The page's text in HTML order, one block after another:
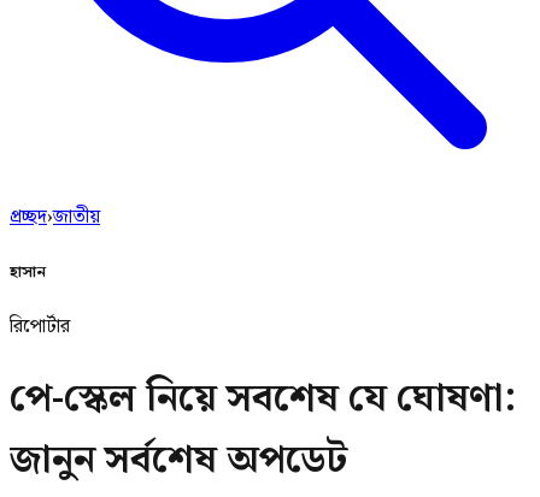
প্রচ্ছদ›জাতীয়
হাসান
রিপোর্টার
পে-স্কেল নিয়ে সবশেষ যে ঘোষণা:
জানুন সর্বশেষ অপডেট